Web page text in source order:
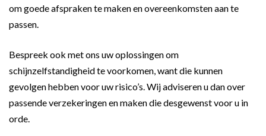
om goede afspraken te maken en overeenkomsten aan te
passen.
Bespreek ook met ons uw oplossingen om
schijnzelfstandigheid te voorkomen, want die kunnen
gevolgen hebben voor uw risico’s. Wij adviseren u dan over
passende verzekeringen en maken die desgewenst voor u in
orde.